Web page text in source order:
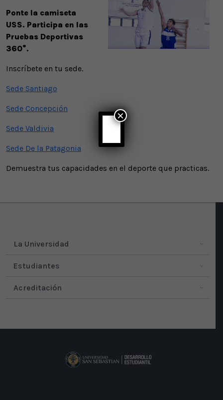
Ponte la camiseta
USS. Participa en las
Pruebas Deportivas
360°.
Inscríbete en tu sede.
Sede Santiago
Sede Concepción
Sede Valdivia
Sede De la Patagonia
Demuestra tus capacidades en el deporte que practicas.
La Universidad
Estudiantes
Acreditación
×